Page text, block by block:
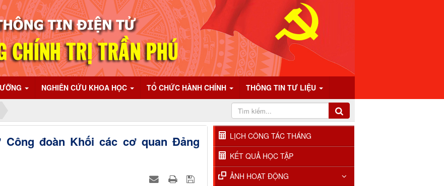
NGHIÊN CỨU KHOA HỌC TỔ CHỨC HÀNH CHÍNH THÔNG TIN TƯ LIỆU
đoàn Khối các cơ quan Đảng
LỊCH CÔNG TÁC THÁNG
KẾT QUẢ HỌC TẬP
ẢNH HOẠT ĐỘNG